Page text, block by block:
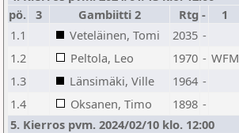
pö. 3 Gambiitti 2 Rtg - 1
1.1
Veteläinen, Tomi 2035 -
1.2
Peltola, Leo 1970 - WFM
1.3
Länsimäki, Ville 1964 -
1.4
Oksanen, Timo 1898 -
5. Kierros pvm. 2024/02/10 klo. 12:00